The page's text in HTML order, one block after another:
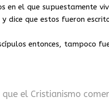
en el que supuestamente
y dice que estos fueron
entonces, tampoco
que el Cristianismo